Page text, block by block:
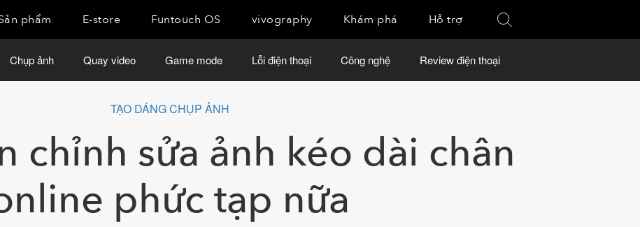
phẩm E-store Funtouch OS vivography Khám phá Hỗ trợ
Chụp ảnh Quay video Game mode Lỗi điện thoại Công nghệ Review điện thoại
TẠO DÁNG CHỤP ẢNH
chỉnh sửa ảnh kéo dài chân
phức tạp nữa